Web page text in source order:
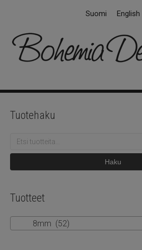
Suomi English
Tuotehaku
Etsi:
Haku
Tuotteet
8mm (52)